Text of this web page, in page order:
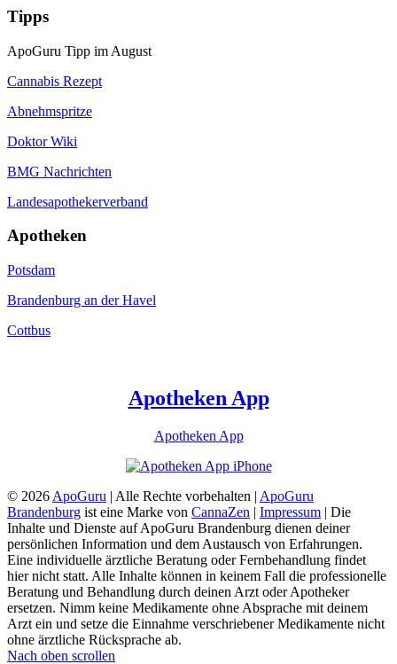
Tipps
ApoGuru Tipp im August
Cannabis Rezept
Abnehmspritze
Doktor Wiki
BMG Nachrichten
Landesapothekerverband
Apotheken
Potsdam
Brandenburg an der Havel
Cottbus
Apotheken App
Apotheken App
© 2026 ApoGuru | Alle Rechte vorbehalten | ApoGuru
Brandenburg ist eine Marke von CannaZen | Impressum | Die
Inhalte und Dienste auf ApoGuru Brandenburg dienen deiner
persönlichen Information und dem Austausch von Erfahrungen.
Eine individuelle ärztliche Beratung oder Fernbehandlung findet
hier nicht statt. Alle Inhalte können in keinem Fall die professionelle
Beratung und Behandlung durch deinen Arzt oder Apotheker
ersetzen. Nimm keine Medikamente ohne Absprache mit deinem
Arzt ein und setze die Einnahme verschriebener Medikamente nicht
ohne ärztliche Rücksprache ab.
Nach oben scrollen